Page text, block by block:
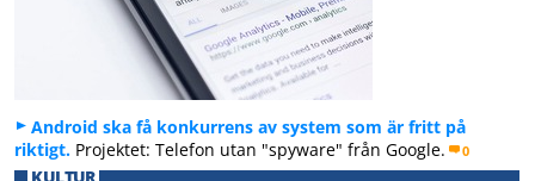
Android ska få konkurrens av system som är fritt på
riktigt. Projektet: Telefon utan "spyware" från Google. 0